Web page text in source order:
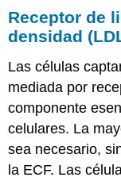
Receptor de
densidad
Las células
mediada por
componente
celulares. La
sea necesario,
la ECF. Las